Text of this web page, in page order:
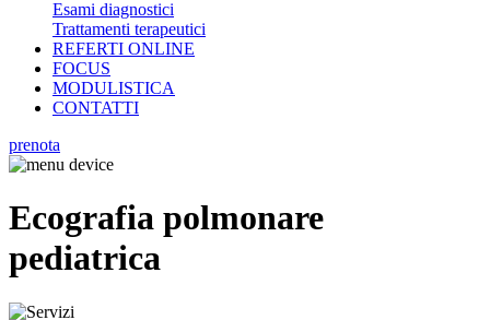
Esami diagnostici
Trattamenti terapeutici
REFERTI ONLINE
FOCUS
MODULISTICA
CONTATTI
prenota
Ecografia polmonare
pediatrica